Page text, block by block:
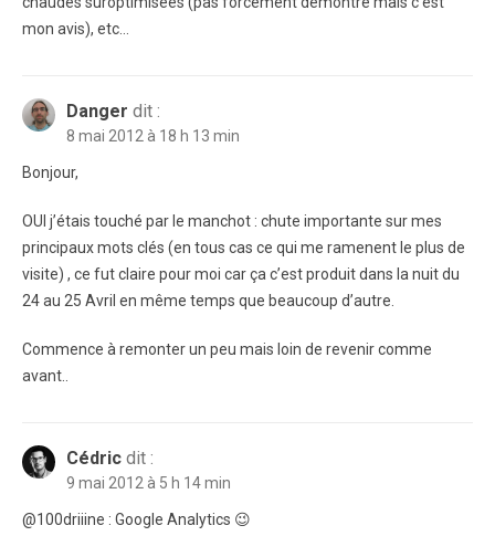
mon avis), etc…
Danger dit :
8 mai 2012 à 18 h 13 min
Bonjour,
OUI j’étais touché par le manchot : chute importante sur mes
principaux mots clés (en tous cas ce qui me ramenent le plus de
visite) , ce fut claire pour moi car ça c’est produit dans la nuit du
24 au 25 Avril en même temps que beaucoup d’autre.
Commence à remonter un peu mais loin de revenir comme
avant..
Cédric dit :
9 mai 2012 à 5 h 14 min
@100driiine : Google Analytics 😉